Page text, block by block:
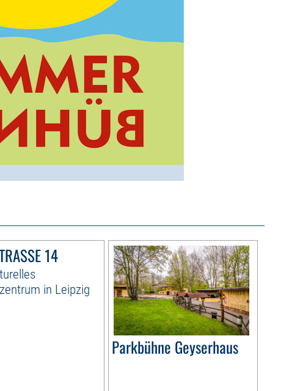
14
in Leipzig
Parkbühne Geyserhaus